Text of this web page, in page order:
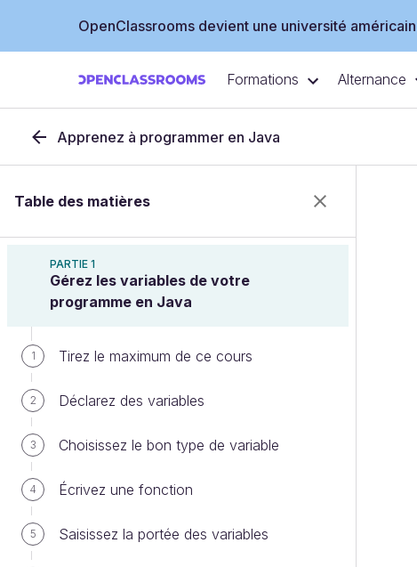
OpenClassrooms devient une université
Formations Alternance
Apprenez à programmer en Java
Table des matières
PARTIE 1
Gérez les variables de votre
programme en Java
1 Tirez le maximum de ce cours
2 Déclarez des variables
3 Choisissez le bon type de variable
4 Écrivez une fonction
5 Saisissez la portée des variables